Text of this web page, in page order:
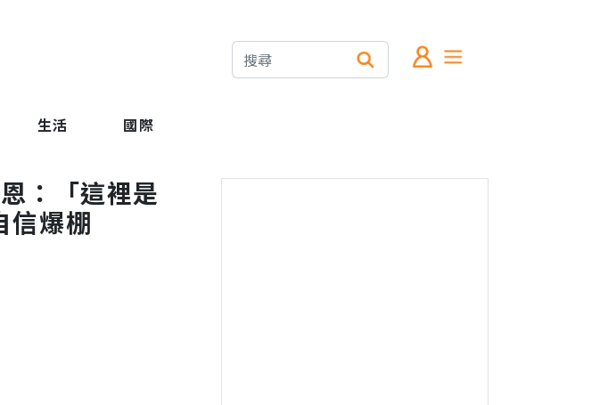
生活 國際
：「這裡是
信爆棚